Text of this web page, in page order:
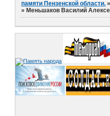
памяти Пензенской области.
»Меньшаков Василий